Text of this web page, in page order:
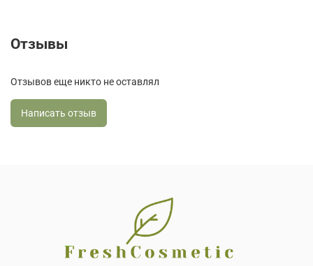
Отзывы
Отзывов еще никто не оставлял
Написать отзыв